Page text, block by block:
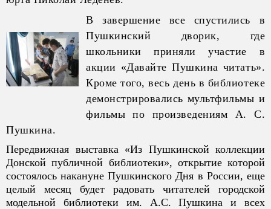
В завершение все спустились в
Пушкинский дворик, где
школьники приняли участие в
акции «Давайте Пушкина читать».
Кроме того, весь день в библиотеке
демонстрировались мультфильмы и
фильмы по произведениям А. С.
Пушкина.
Передвижная выставка «Из Пушкинской коллекции
Донской публичной библиотеки», открытие которой
состоялось накануне Пушкинского Дня в России, еще
целый месяц будет радовать читателей городской
модельной библиотеки им. А.С. Пушкина и всех